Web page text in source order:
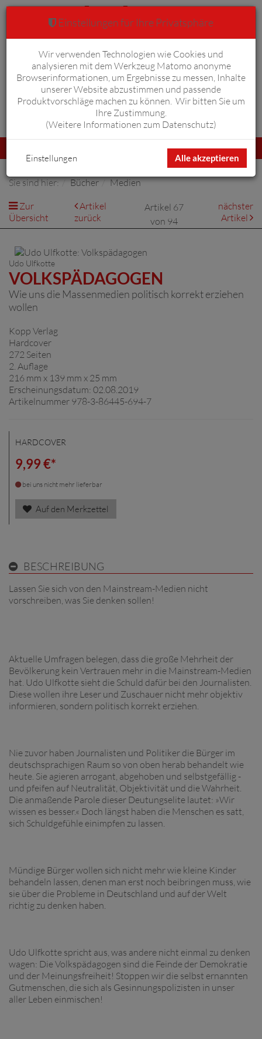
Anmelden Warenkorb 0
umschalten
Sie sind hier: Bücher
Medien
Zur
Übersicht
Artikel
zurück
Artikel 67
von 94
nächster
Artikel
Udo Ulfkotte
VOLKSPÄDAGOGEN
Wie uns die Massenmedien politisch korrekt erziehen
wollen
Kopp Verlag
Hardcover
272 Seiten
2. Auflage
216 mm x 139 mm x 25 mm
Erscheinungsdatum: 02.08.2019
Artikelnummer 978-3-86445-694-7
HARDCOVER
9,99 €*
bei uns nicht mehr lieferbar
Auf den Merkzettel
BESCHREIBUNG
Lassen Sie sich von den Mainstream-Medien nicht
vorschreiben, was Sie denken sollen!
Aktuelle Umfragen belegen, dass die große Mehrheit der
Bevölkerung kein Vertrauen mehr in die Mainstream-Medien
hat. Udo Ulfkotte sieht die Schuld dafür bei den Journalisten.
Diese wollen ihre Leser und Zuschauer nicht mehr objektiv
informieren, sondern politisch korrekt erziehen.
Nie zuvor haben Journalisten und Politiker die Bürger im
deutschsprachigen Raum so von oben herab behandelt wie
heute. Sie agieren arrogant, abgehoben und selbstgefällig -
und pfeifen auf Neutralität, Objektivität und die Wahrheit.
Die anmaßende Parole dieser Deutungselite lautet: »Wir
wissen es besser.« Doch längst haben die Menschen es satt,
sich Schuldgefühle einimpfen zu lassen.
Mündige Bürger wollen sich nicht mehr wie kleine Kinder
behandeln lassen, denen man erst noch beibringen muss, wie
sie über die Probleme in Deutschland und auf der Welt
richtig zu denken haben.
Udo Ulfkotte spricht aus, was andere nicht einmal zu denken
wagen: Die Volkspädagogen sind die Feinde der Demokratie
und der Meinungsfreiheit! Stoppen wir die selbst ernannten
Gutmenschen, die sich als Gesinnungspolizisten in unser
aller Leben einmischen!
Einstellungen für Ihre Privatsphäre
Wir verwenden Technologien wie Cookies und
analysieren mit dem Werkzeug Matomo anonyme
Browserinformationen, um Ergebnisse zu messen, Inhalte
unserer Website abzustimmen und passende
Produktvorschläge machen zu können. Wir bitten Sie um
Ihre Zustimmung.
(Weitere Informationen zum Datenschutz)
Alle akzeptieren
Einstellungen